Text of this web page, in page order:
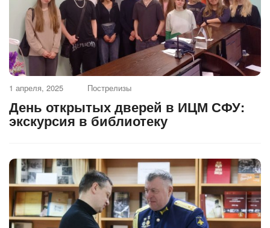
1 апреля, 2025 Пострелизы
День открытых дверей в ИЦМ СФУ:
экскурсия в библиотеку